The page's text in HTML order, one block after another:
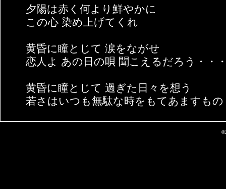
夕陽は赤く何より鮮やかに
この心 染め上げてくれ
黄昏に瞳とじて 涙をながせ
恋人よ あの日の唄 聞こえるだろう・・
黄昏に瞳とじて 過ぎた日々を想う
若さはいつも無駄な時をもてあますもの